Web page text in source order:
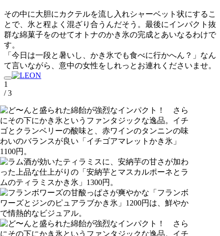
その中に大胆にカクテルを流し入れシャーベット状にするこ
とで、氷と程よく混ざり合うんだそう。最後にインパクト抜
群な綿菓子をのせてオトナのかき氷の完成とあいなるわけで
す。
「今日は一段と暑いし、かき氷でも食べに行かへん？」なん
て言いながら、意中の女性をしれっとお連れくださいませ。
1
/ 3